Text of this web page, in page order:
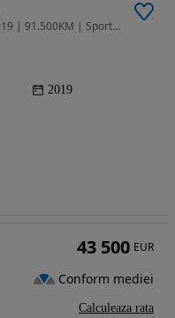
2995 cm3 • 340 CP • 3.0 Turbo 340 CP 2019 | 91.500KM | SportChrono | Suspensie pneumatică
2019
43 500 EUR
Conform mediei
Calculeaza rata